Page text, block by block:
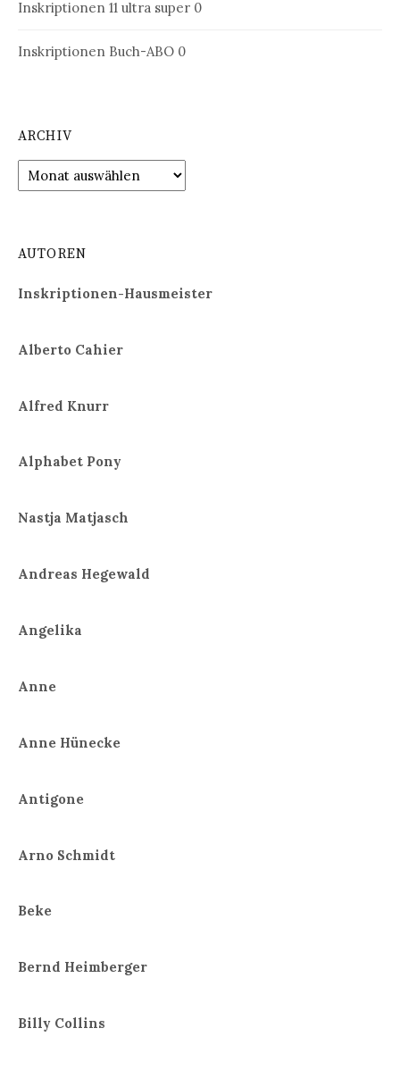
Inskriptionen 11 ultra super 0
Inskriptionen Buch-ABO 0
ARCHIV
Archiv
AUTOREN
Inskriptionen-Hausmeister
Alberto Cahier
Alfred Knurr
Alphabet Pony
Nastja Matjasch
Andreas Hegewald
Angelika
Anne
Anne Hünecke
Antigone
Arno Schmidt
Beke
Bernd Heimberger
Billy Collins